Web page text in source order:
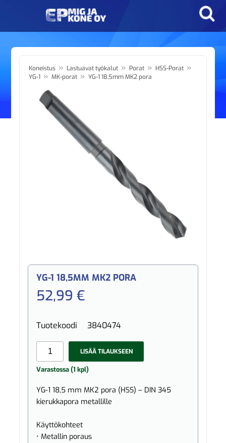
Koneistus » Lastuavat työkalut » Porat » HSS-Porat »
YG-1 » MK-porat » YG-1 18,5mm MK2 pora
YG-1 18,5MM MK2 PORA
52,99 €
Tuotekoodi 3840474
LISÄÄ TILAUKSEEN
Varastossa (1 kpl)
YG-1 18,5 mm MK2 pora (HSS) – DIN 345
kierukkapora metallille
Käyttökohteet
• Metallin poraus